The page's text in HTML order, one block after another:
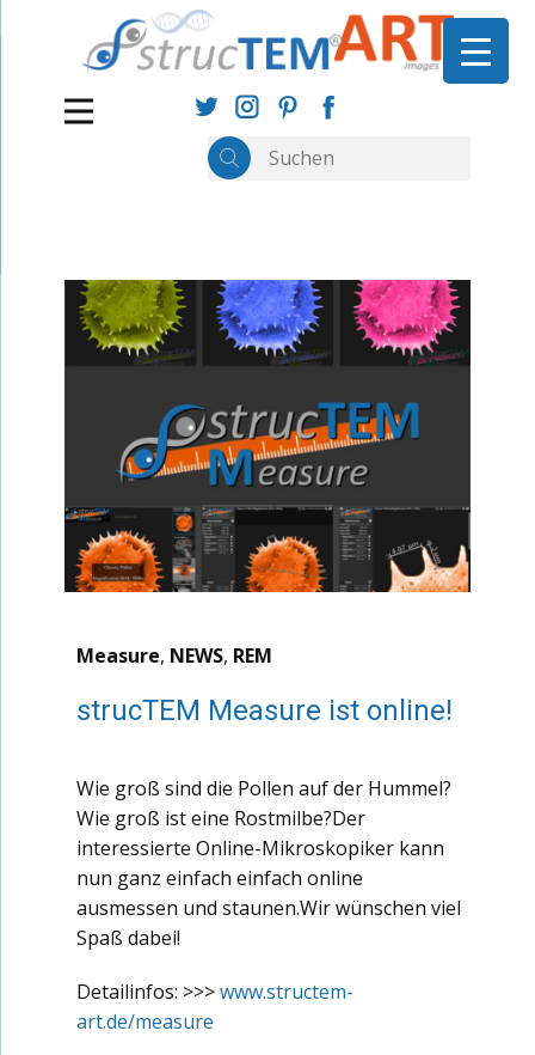
Measure, NEWS, REM
strucTEM Measure ist online!
Wie groß sind die Pollen auf der Hummel?
Wie groß ist eine Rostmilbe?Der
interessierte Online-Mikroskopiker kann
nun ganz einfach einfach online
ausmessen und staunen.Wir wünschen viel
Spaß dabei!
Detailinfos: >>>www.structem-
art.de/measure